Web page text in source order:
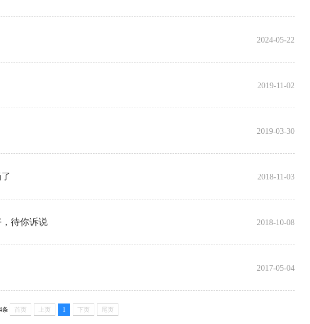
2024-05-22
2019-11-02
2019-03-30
2018-11-03
，待你诉说 2018-10-08
2017-05-04
条 首页 上页 1 下页 尾页